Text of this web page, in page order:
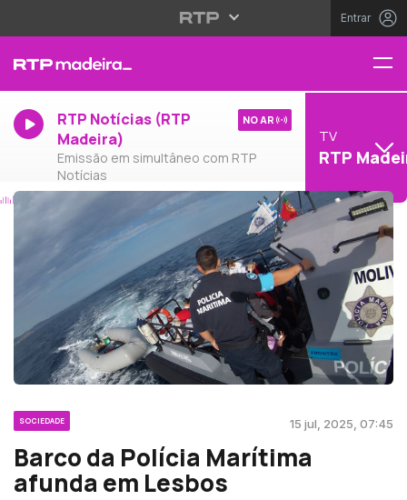
Entrar
RTP Notícias (RTP
Madeira)
Emissão em simultâneo com RTP
Notícias
NO AR
TV
RTP
SOCIEDADE 15 jul, 2025, 07:45
Barco da Polícia Marítima
afunda em Lesbos